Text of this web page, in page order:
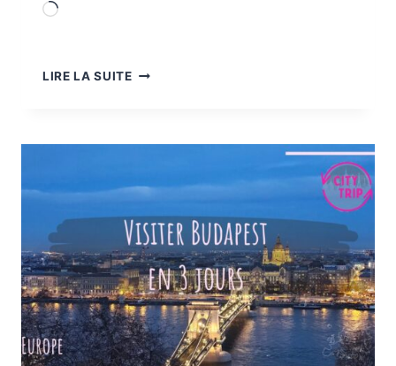
Chargement…
LIRE LA SUITEDÉCOUVREZ
BUDAPEST
GUIDE
COMPLET